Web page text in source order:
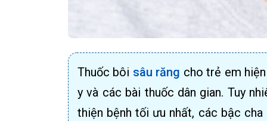
Thuốc bôi sâu răng cho trẻ em
y và các bài thuốc dân gian. Tuy
thiện bệnh tối ưu nhất, các bậc